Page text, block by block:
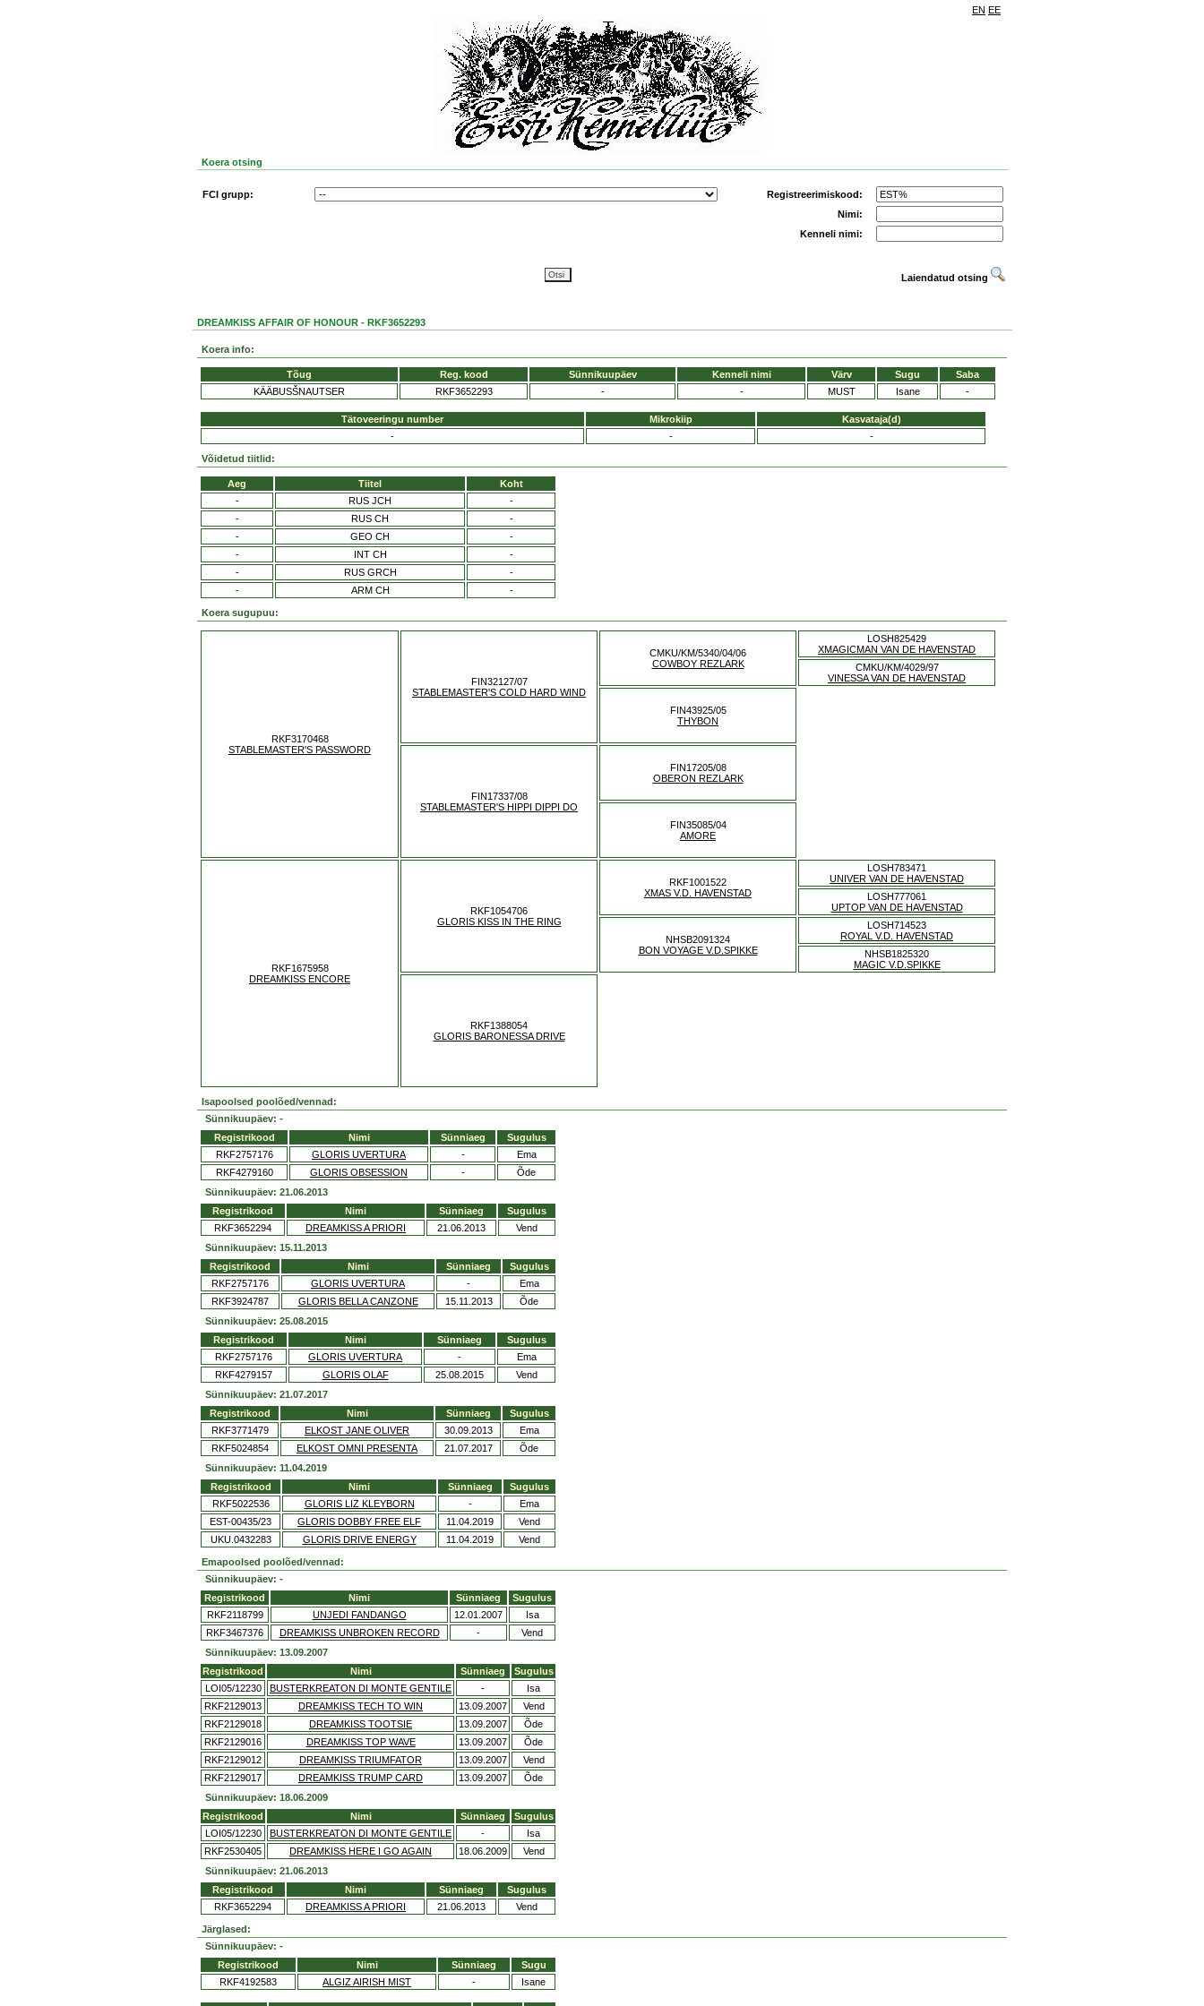
EN EE
Koera otsing
FCI grupp:
Registreerimiskood:
Nimi:
Kenneli nimi:
Laiendatud otsing
DREAMKISS AFFAIR OF HONOUR - RKF3652293
Koera info:
Tõug Reg. kood Sünnikuupäev Kenneli nimi Värv Sugu
Saba
KÄÄBUSŠNAUTSER
RKF3652293 - - MUST Isane -
Tätoveeringu number Mikrokiip
Kasvataja(d)
-
- -
Võidetud tiitlid:
Aeg Tiitel
Koht
-
RUS JCH
-
-
RUS CH
-
-
GEO CH
-
-
INT CH
-
-
RUS GRCH
-
-
ARM CH -
Koera sugupuu:
RKF3170468
STABLEMASTER'S PASSWORD
FIN32127/07
STABLEMASTER'S COLD HARD WIND
CMKU/KM/5340/04/06
COWBOY REZLARK
LOSH825429
XMAGICMAN VAN DE HAVENSTAD
CMKU/KM/4029/97
VINESSA VAN DE HAVENSTAD
FIN43925/05
THYBON
FIN17337/08
STABLEMASTER'S HIPPI DIPPI DO
FIN17205/08
OBERON REZLARK
FIN35085/04
AMORE
RKF1675958
DREAMKISS ENCORE
RKF1054706
GLORIS KISS IN THE RING
RKF1001522
XMAS V.D. HAVENSTAD
LOSH783471
UNIVER VAN DE HAVENSTAD
LOSH777061
UPTOP VAN DE HAVENSTAD
NHSB2091324
BON VOYAGE V.D.SPIKKE
LOSH714523
ROYAL V.D. HAVENSTAD
NHSB1825320
MAGIC V.D.SPIKKE
RKF1388054
GLORIS BARONESSA DRIVE
Isapoolsed poolõed/vennad:
Sünnikuupäev: -
Registrikood
Nimi Sünniaeg
Sugulus
RKF2757176
GLORIS UVERTURA -
Ema
RKF4279160
GLORIS OBSESSION -
Õde
Sünnikuupäev: 21.06.2013
Registrikood
Nimi Sünniaeg
Sugulus
RKF3652294
DREAMKISS A PRIORI 21.06.2013
Vend
Sünnikuupäev: 15.11.2013
Registrikood
Nimi Sünniaeg
Sugulus
RKF2757176
GLORIS UVERTURA -
Ema
RKF3924787
GLORIS BELLA CANZONE 15.11.2013
Õde
Sünnikuupäev: 25.08.2015
Registrikood
Nimi Sünniaeg
Sugulus
RKF2757176
GLORIS UVERTURA -
Ema
RKF4279157
GLORIS OLAF 25.08.2015
Vend
Sünnikuupäev: 21.07.2017
Registrikood
Nimi Sünniaeg
Sugulus
RKF3771479
ELKOST JANE OLIVER 30.09.2013
Ema
RKF5024854
ELKOST OMNI PRESENTA 21.07.2017
Õde
Sünnikuupäev: 11.04.2019
Registrikood
Nimi Sünniaeg
Sugulus
RKF5022536
GLORIS LIZ KLEYBORN -
Ema
EST-00435/23
GLORIS DOBBY FREE ELF 11.04.2019
Vend
UKU.0432283
GLORIS DRIVE ENERGY 11.04.2019 Vend
Emapoolsed poolõed/vennad:
Sünnikuupäev: -
Registrikood
Nimi Sünniaeg
Sugulus
RKF2118799
UNJEDI FANDANGO 12.01.2007
Isa
RKF3467376
DREAMKISS UNBROKEN RECORD -
Vend
Sünnikuupäev: 13.09.2007
Registrikood
Nimi Sünniaeg
Sugulus
LOI05/12230
BUSTERKREATON DI MONTE GENTILE -
Isa
RKF2129013
DREAMKISS TECH TO WIN 13.09.2007
Vend
RKF2129018
DREAMKISS TOOTSIE 13.09.2007
Õde
RKF2129016
DREAMKISS TOP WAVE 13.09.2007
Õde
RKF2129012
DREAMKISS TRIUMFATOR 13.09.2007
Vend
RKF2129017
DREAMKISS TRUMP CARD 13.09.2007
Õde
Sünnikuupäev: 18.06.2009
Registrikood
Nimi Sünniaeg
Sugulus
LOI05/12230
BUSTERKREATON DI MONTE GENTILE -
Isa
RKF2530405
DREAMKISS HERE I GO AGAIN 18.06.2009
Vend
Sünnikuupäev: 21.06.2013
Registrikood
Nimi Sünniaeg
Sugulus
RKF3652294
DREAMKISS A PRIORI 21.06.2013 Vend
Järglased:
Sünnikuupäev: -
Registrikood
Nimi Sünniaeg
Sugu
RKF4192583
ALGIZ AIRISH MIST - Isane